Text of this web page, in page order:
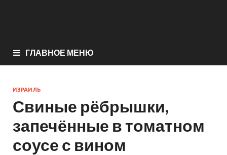
ГЛАВНОЕ МЕНЮ
ИЗРАИЛЬ
Свиные рёбрышки,
запечённые в томатном
соусе с вином